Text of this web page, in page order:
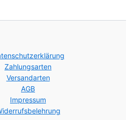
Zahlungsarten
Versandarten
AGB
Impressum